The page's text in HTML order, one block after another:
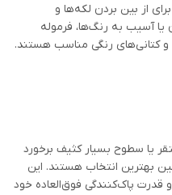
از بین بردن لکه‌ها و
آسیب به رنگ‌ها، فرموله
و کتانی‌های رنگی مناسب هستند.
یا سطوح بسیار کثیف برخورد
بهترین انتخاب هستند. این
پاک‌کنندگی فوق‌العاده خود